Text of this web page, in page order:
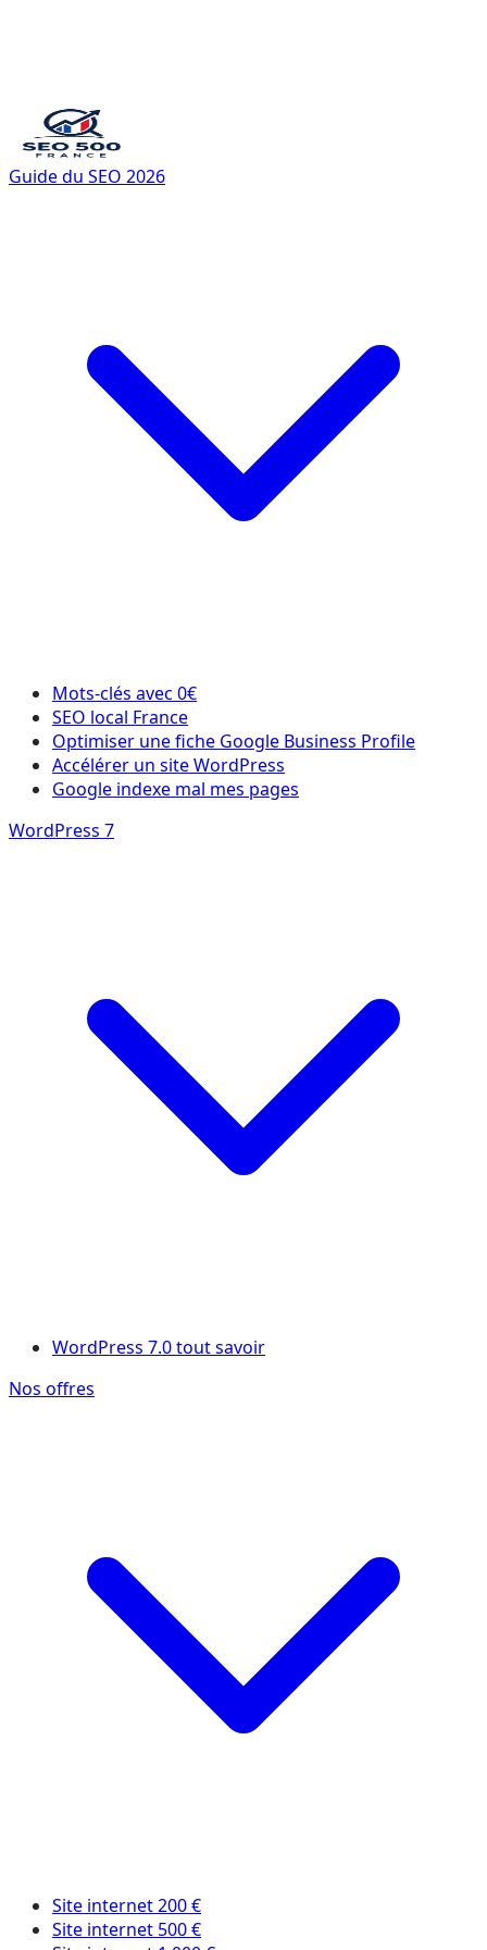
Guide du SEO 2026
Mots-clés avec 0€
SEO local France
Optimiser une fiche Google Business Profile
Accélérer un site WordPress
Google indexe mal mes pages
WordPress 7
WordPress 7.0 tout savoir
Nos offres
Site internet 200 €
Site internet 500 €